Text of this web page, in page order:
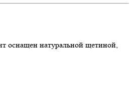
оснащен натуральной щетиной,